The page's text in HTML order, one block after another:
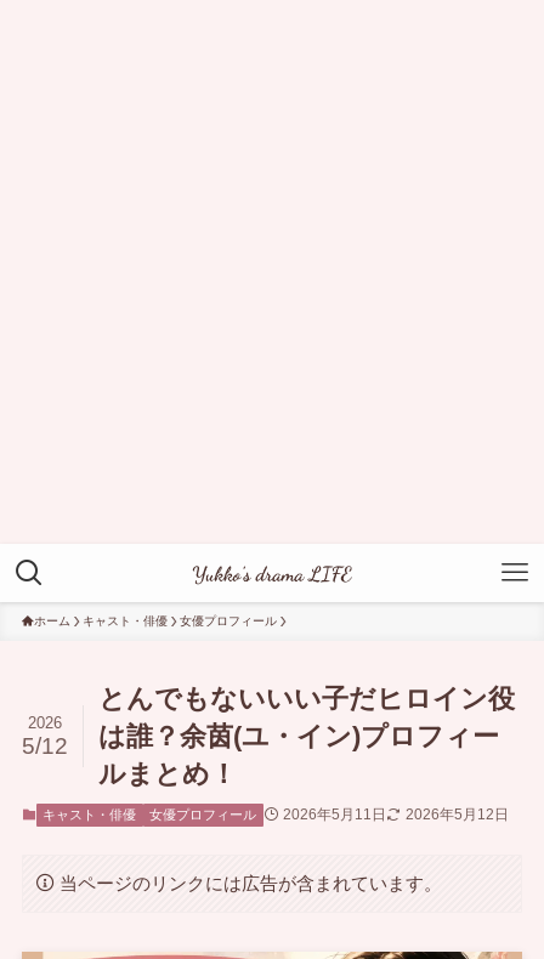
ホーム キャスト・俳優 女優プロフィール
とんでもないいい子だヒロイン役
は誰？余茵(ユ・イン)プロフィー
ルまとめ！
2026
5/12
キャスト・俳優 女優プロフィール 2026年5月11日 2026年5月12日
当ページのリンクには広告が含まれています。